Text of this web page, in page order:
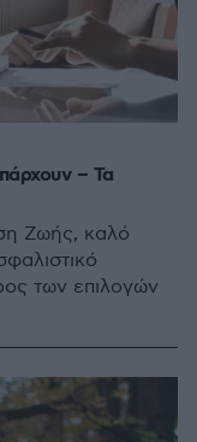
– Τα
Ζωής, καλό
των επιλογών